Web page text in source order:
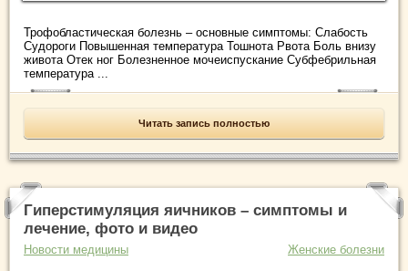
Трофобластическая болезнь – основные симптомы: Слабость
Судороги Повышенная температура Тошнота Рвота Боль внизу
живота Отек ног Болезненное мочеиспускание Субфебрильная
температура ...
Читать запись полностью
Гиперстимуляция яичников – симптомы и
лечение, фото и видео
Новости медицины Женские болезни